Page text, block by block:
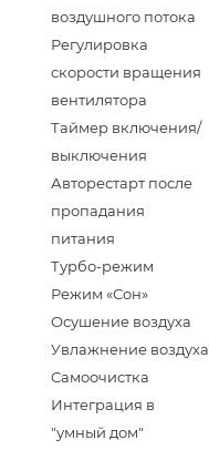
воздушного потока
Регулировка
скорости вращения
вентилятора
Таймер включения/
выключения
Авторестарт после
пропадания
питания
Турбо-режим
Режим «Сон»
Осушение воздуха
Увлажнение воздуха
Самоочистка
Интеграция в
"умный дом"